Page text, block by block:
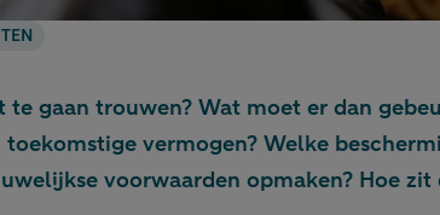
gaan trouwen? Wat moet er dan
vermogen? Welke
voorwaarden opmaken? Hoe